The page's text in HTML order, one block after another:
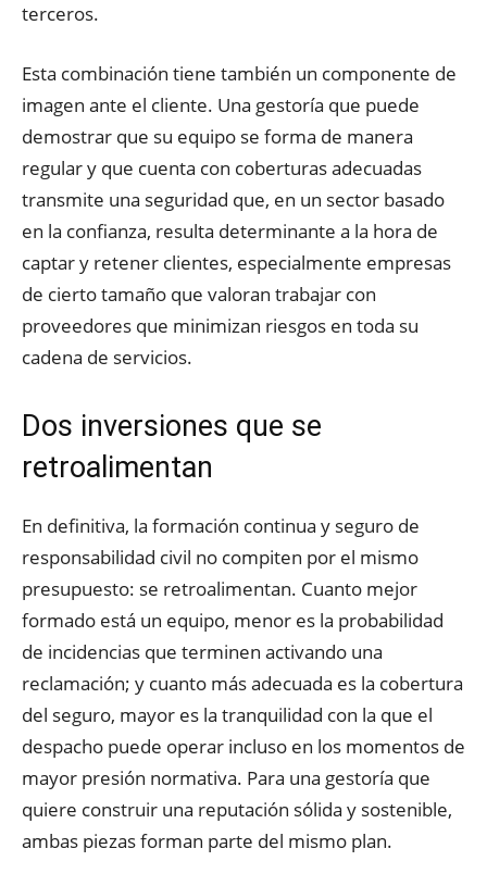
terceros.
Esta combinación tiene también un componente de
imagen ante el cliente. Una gestoría que puede
demostrar que su equipo se forma de manera
regular y que cuenta con coberturas adecuadas
transmite una seguridad que, en un sector basado
en la confianza, resulta determinante a la hora de
captar y retener clientes, especialmente empresas
de cierto tamaño que valoran trabajar con
proveedores que minimizan riesgos en toda su
cadena de servicios.
Dos inversiones que se
retroalimentan
En definitiva, la formación continua y seguro de
responsabilidad civil no compiten por el mismo
presupuesto: se retroalimentan. Cuanto mejor
formado está un equipo, menor es la probabilidad
de incidencias que terminen activando una
reclamación; y cuanto más adecuada es la cobertura
del seguro, mayor es la tranquilidad con la que el
despacho puede operar incluso en los momentos de
mayor presión normativa. Para una gestoría que
quiere construir una reputación sólida y sostenible,
ambas piezas forman parte del mismo plan.